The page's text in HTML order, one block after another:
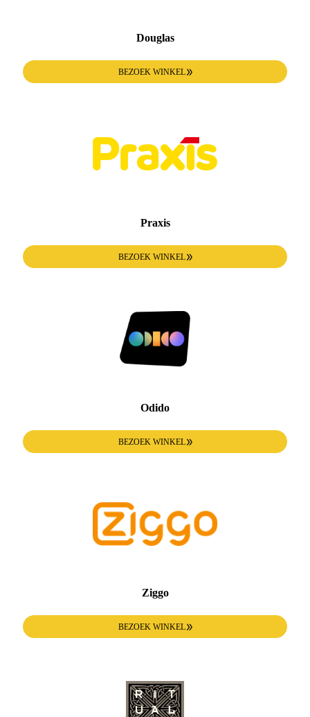
Douglas
BEZOEK WINKEL
Praxis
BEZOEK WINKEL
Odido
BEZOEK WINKEL
Ziggo
BEZOEK WINKEL